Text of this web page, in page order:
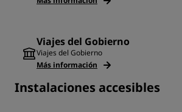
Viajes del Gobierno
Viajes del Gobierno
Más información
Instalaciones accesibles